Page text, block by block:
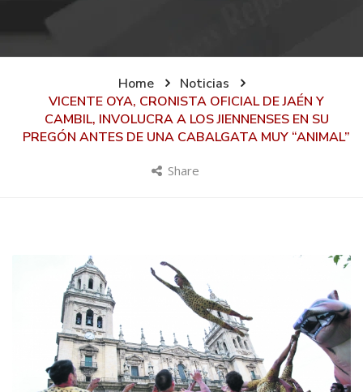
Home
Noticias
VICENTE OYA, CRONISTA OFICIAL DE JAÉN Y
CAMBIL, INVOLUCRA A LOS JIENNENSES EN SU
PREGÓN ANTES DE UNA CABALGATA MUY “ANIMAL”
Share